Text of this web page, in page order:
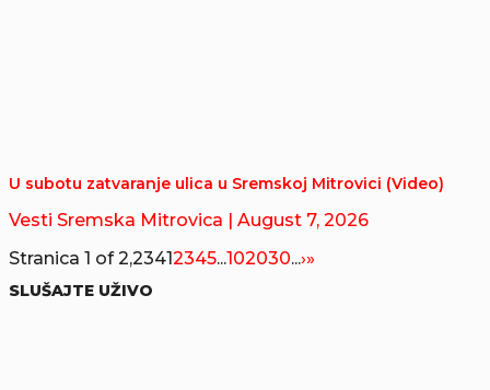
U subotu zatvaranje ulica u Sremskoj Mitrovici (Video)
Vesti Sremska Mitrovica
| August 7, 2026
Stranica 1 of 2,23412345...102030...›»
SLUŠAJTE UŽIVO